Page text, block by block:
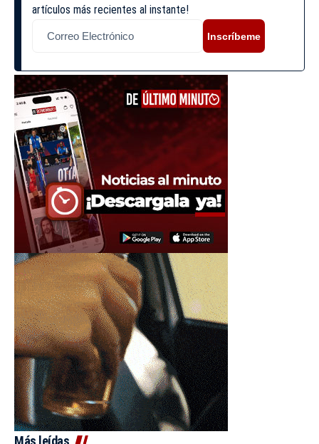
artículos más recientes al instante!
Inscríbeme
Más leídas